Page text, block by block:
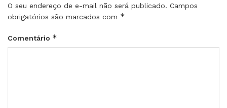
O seu endereço de e-mail não será publicado. Campos
obrigatórios são marcados com *
Comentário *